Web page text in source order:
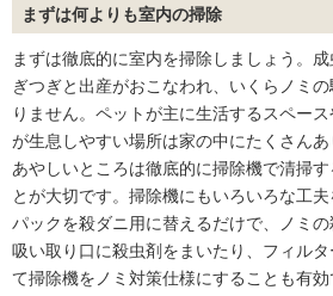
まずは何よりも室内の掃除
まずは徹底的に室内を掃除しましょう。
ぎつぎと出産がおこなわれ、いくらノミ
りません。ペットが主に生活するスペー
が生息しやすい場所は家の中にたくさんあ
あやしいところは徹底的に掃除機で清掃
とが大切です。掃除機にもいろいろな工
パックを殺ダニ用に替えるだけで、ノミの
吸い取り口に殺虫剤をまいたり、フィル
て掃除機をノミ対策仕様にすることも有